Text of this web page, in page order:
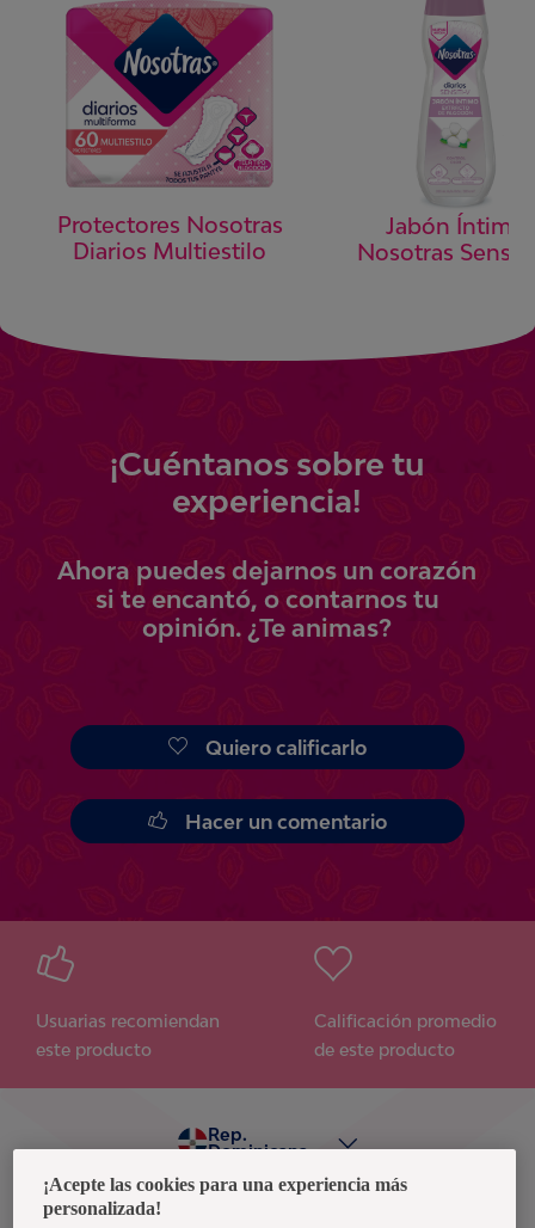
Protectores Nosotras
Diarios Multiestilo
Jabón Íntimo
Nosotras
¡Cuéntanos sobre tu
experiencia!
Ahora puedes dejarnos un corazón
si te encantó, o contarnos tu
opinión. ¿Te animas?
Quiero calificarlo
Hacer un comentario
Usuarias recomiendan
este producto
Calificación promedio
de este producto
Política de privacidad de datos
Rep.
Dominicana
¡Acepte las cookies para una experiencia más
personalizada!